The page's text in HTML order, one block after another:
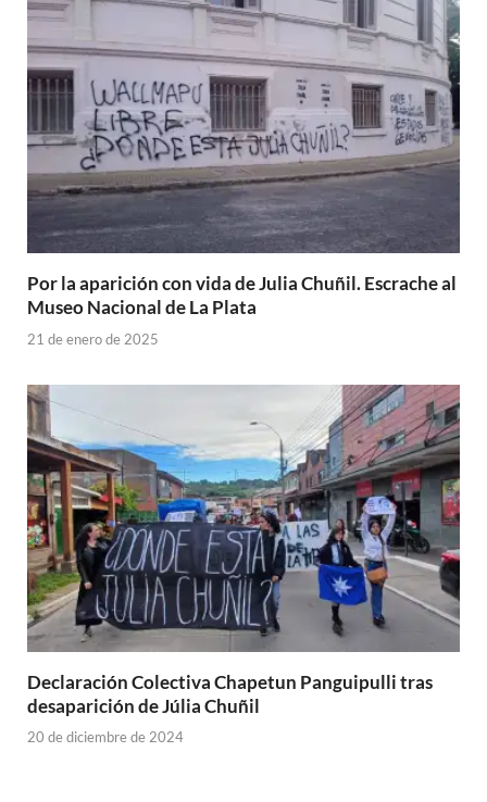
Por la aparición con vida de Julia Chuñil. Escrache al
Museo Nacional de La Plata
21 de enero de 2025
Declaración Colectiva Chapetun Panguipulli tras
desaparición de Júlia Chuñil
20 de diciembre de 2024